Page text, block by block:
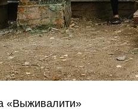
«Выживалити»